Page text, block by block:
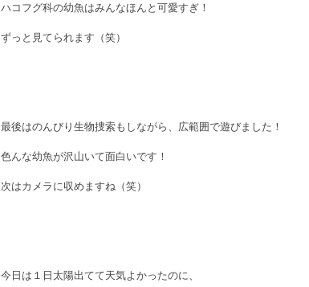
ハコフグ科の幼魚はみんなほんと可愛すぎ！
ずっと見てられます（笑）
最後はのんびり生物捜索もしながら、広範囲で遊びました！
色んな幼魚が沢山いて面白いです！
次はカメラに収めますね（笑）
今日は１日太陽出てて天気よかったのに、